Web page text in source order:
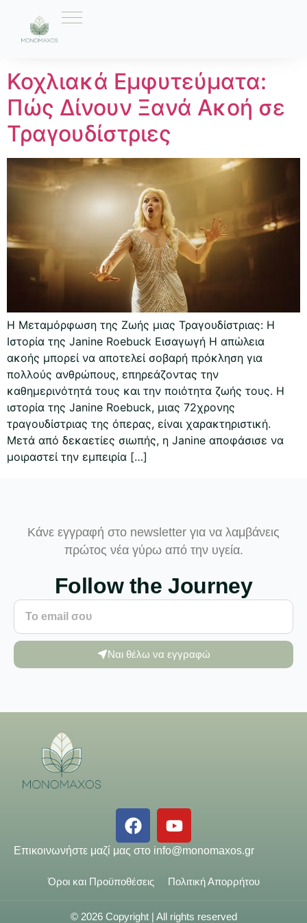
Ετικέτα:
Κοχλιακά Εμφυτεύματα:
Πώς Δίνουν Ξανά Ακοή σε
Τραγουδίστριες
Η Μεταμόρφωση της Ζωής μιας Τραγουδίστριας: Η
Ιστορία της Janine Roebuck Εισαγωγή Η απώλεια
ακοής μπορεί να αποτελεί σοβαρή πρόκληση για
πολλούς ανθρώπους, επηρεάζοντας την
καθημερινότητά τους και την ποιότητα ζωής τους. Η
ιστορία της Janine Roebuck, μιας 72χρονης
τραγουδίστριας της όπερας, είναι χαρακτηριστική.
Μετά από δεκαετίες σιωπής, η Janine αποφάσισε να
μοιραστεί την εμπειρία […]
Κάνε εγγραφή στο newsletter για να λαμβάνεις
πρώτος νέα γύρω από την υγεία.
Follow the Journey
Ναι θέλω να εγγραφώ
Επικοινωνήστε μαζί μας στο info@monomaxos.gr
Όροι και Προϋποθέσεις Πολιτική Απορρήτου
© 2026 Copyright | All rights reserved